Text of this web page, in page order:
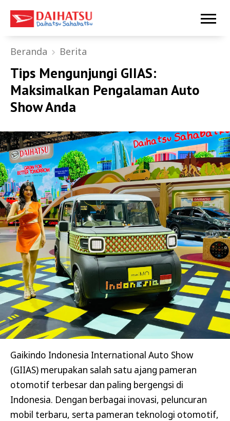
Beranda Berita
Tips Mengunjungi GIIAS:
Maksimalkan Pengalaman Auto
Show Anda
Gaikindo Indonesia International Auto Show
(GIIAS) merupakan salah satu ajang pameran
otomotif terbesar dan paling bergengsi di
Indonesia. Dengan berbagai inovasi, peluncuran
mobil terbaru, serta pameran teknologi otomotif,